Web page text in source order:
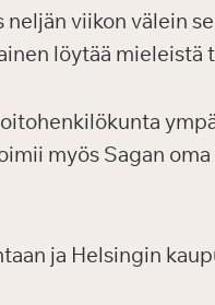
viikon välein
löytää mieleistä
myös Sagan
ja Helsingin